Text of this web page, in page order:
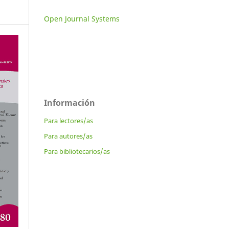
Open Journal Systems
Información
Para lectores/as
Para autores/as
Para bibliotecarios/as